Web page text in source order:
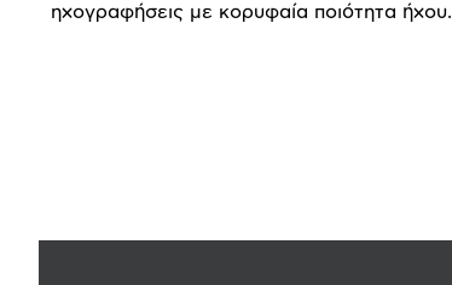
ηχογραφήσεις με κορυφαία ποιότητα ήχου.